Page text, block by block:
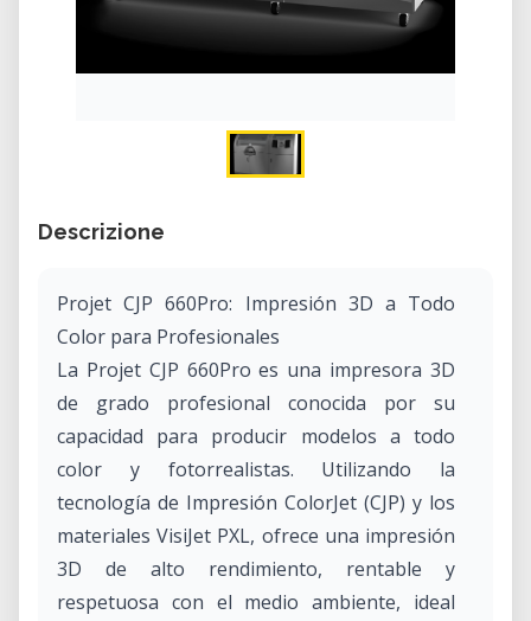
Descrizione
Projet CJP 660Pro: Impresión 3D a Todo
Color para Profesionales
La Projet CJP 660Pro es una impresora 3D
de grado profesional conocida por su
capacidad para producir modelos a todo
color y fotorrealistas. Utilizando la
tecnología de Impresión ColorJet (CJP) y los
materiales VisiJet PXL, ofrece una impresión
3D de alto rendimiento, rentable y
respetuosa con el medio ambiente, ideal